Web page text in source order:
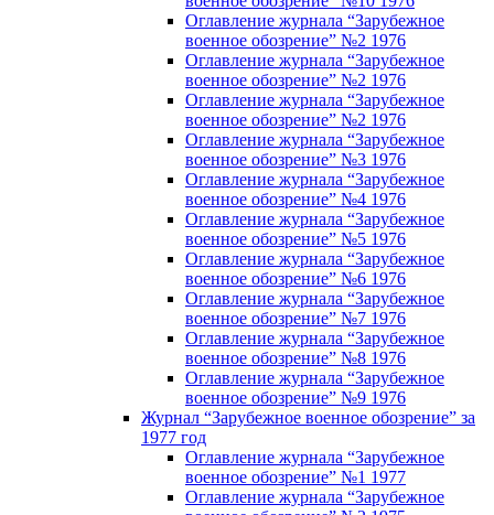
Оглавление журнала “Зарубежное
военное обозрение” №2 1976
Оглавление журнала “Зарубежное
военное обозрение” №2 1976
Оглавление журнала “Зарубежное
военное обозрение” №2 1976
Оглавление журнала “Зарубежное
военное обозрение” №3 1976
Оглавление журнала “Зарубежное
военное обозрение” №4 1976
Оглавление журнала “Зарубежное
военное обозрение” №5 1976
Оглавление журнала “Зарубежное
военное обозрение” №6 1976
Оглавление журнала “Зарубежное
военное обозрение” №7 1976
Оглавление журнала “Зарубежное
военное обозрение” №8 1976
Оглавление журнала “Зарубежное
военное обозрение” №9 1976
Журнал “Зарубежное военное обозрение” за
1977 год
Оглавление журнала “Зарубежное
военное обозрение” №1 1977
Оглавление журнала “Зарубежное